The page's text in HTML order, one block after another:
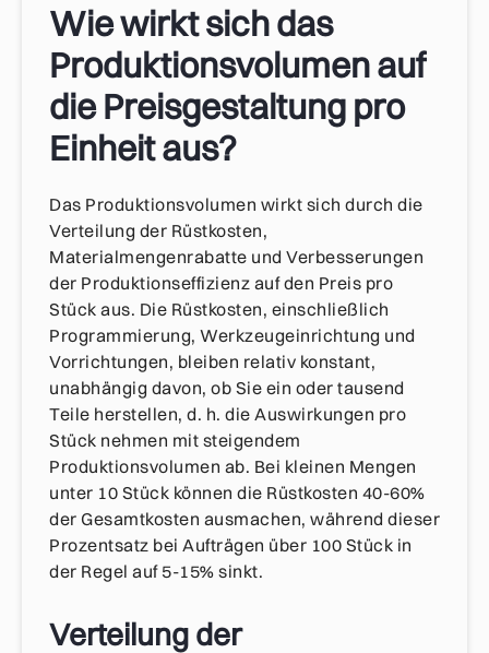
Wie wirkt sich das
Produktionsvolumen auf
die Preisgestaltung pro
Einheit aus?
Das Produktionsvolumen wirkt sich durch die
Verteilung der Rüstkosten,
Materialmengenrabatte und Verbesserungen
der Produktionseffizienz auf den Preis pro
Stück aus. Die Rüstkosten, einschließlich
Programmierung, Werkzeugeinrichtung und
Vorrichtungen, bleiben relativ konstant,
unabhängig davon, ob Sie ein oder tausend
Teile herstellen, d. h. die Auswirkungen pro
Stück nehmen mit steigendem
Produktionsvolumen ab. Bei kleinen Mengen
unter 10 Stück können die Rüstkosten 40-60%
der Gesamtkosten ausmachen, während dieser
Prozentsatz bei Aufträgen über 100 Stück in
der Regel auf 5-15% sinkt.
Verteilung der